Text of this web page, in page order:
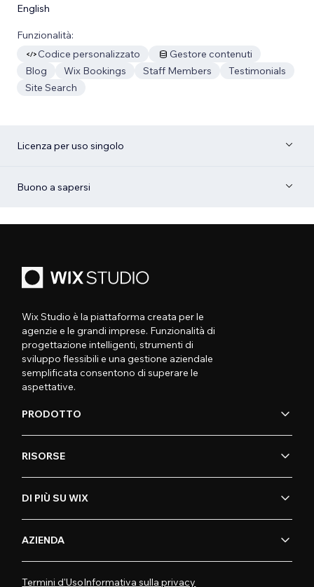
English
Funzionalità:
Codice personalizzato
Gestore contenuti
Blog
Wix Bookings Staff Members
Testimonials
Site Search
Licenza per uso singolo
Buono a sapersi
Wix Studio è la piattaforma creata per le
agenzie e le grandi imprese. Funzionalità di
progettazione intelligenti, strumenti di
sviluppo flessibili e una gestione aziendale
semplificata consentono di superare le
aspettative.
PRODOTTO
RISORSE
DI PIÙ SU WIX
AZIENDA
Termini d'UsoInformativa sulla privacy